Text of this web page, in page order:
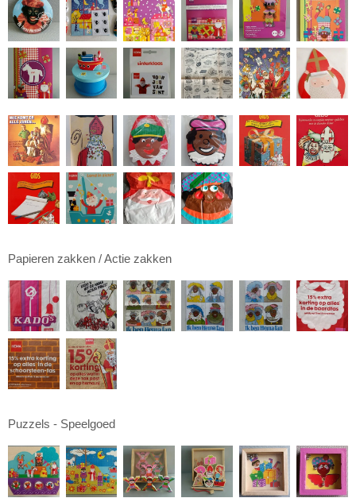
Papieren zakken / Actie zakken
Puzzels - Speelgoed